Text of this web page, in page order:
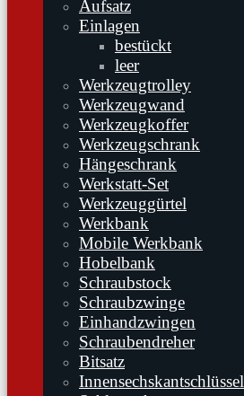
Aufsatz
Einlagen
bestückt
leer
Werkzeugtrolley
Werkzeugwand
Werkzeugkoffer
Werkzeugschrank
Hängeschrank
Werkstatt-Set
Werkzeuggürtel
Werkbank
Mobile Werkbank
Hobelbank
Schraubstock
Schraubzwinge
Einhandzwingen
Schraubendreher
Bitsatz
Innensechskantschlüssel